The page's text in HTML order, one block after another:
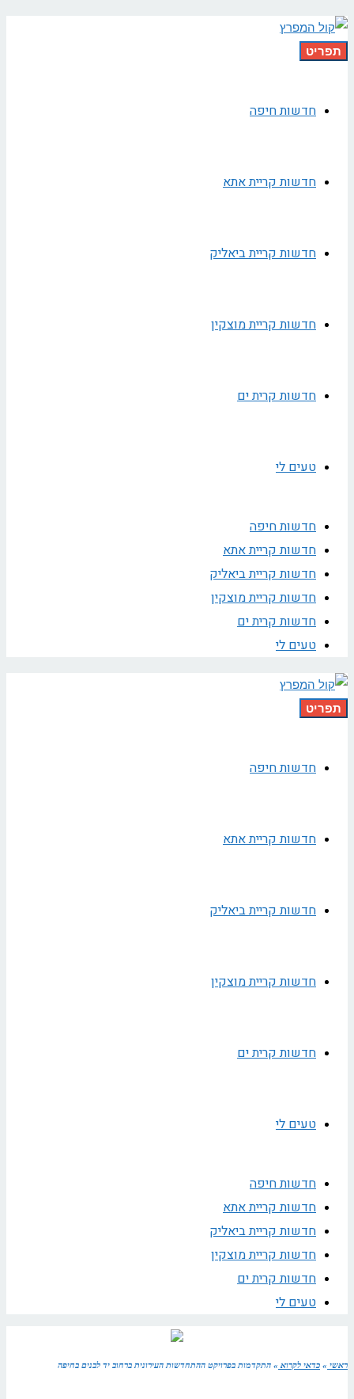
תפריט
חדשות חיפה
חדשות קריית אתא
חדשות קריית ביאליק
חדשות קריית מוצקין
חדשות קרית ים
טעים לי
חדשות חיפה
חדשות קריית אתא
חדשות קריית ביאליק
חדשות קריית מוצקין
חדשות קרית ים
טעים לי
תפריט
חדשות חיפה
חדשות קריית אתא
חדשות קריית ביאליק
חדשות קריית מוצקין
חדשות קרית ים
טעים לי
חדשות חיפה
חדשות קריית אתא
חדשות קריית ביאליק
חדשות קריית מוצקין
חדשות קרית ים
טעים לי
ראשי » כדאי לקרוא » התקדמות בפרויקט ההתחדשות העירונית ברחוב יד לבנים בחיפה